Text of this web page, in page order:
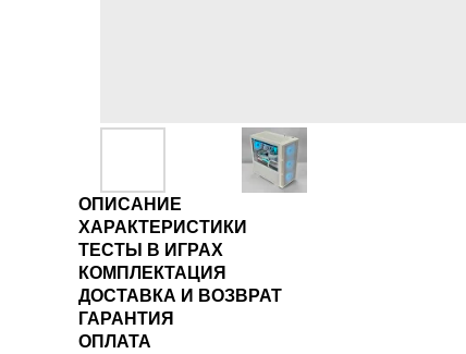
ОПИСАНИЕ
ХАРАКТЕРИСТИКИ
ТЕСТЫ В ИГРАХ
КОМПЛЕКТАЦИЯ
ДОСТАВКА И ВОЗВРАТ
ГАРАНТИЯ
ОПЛАТА